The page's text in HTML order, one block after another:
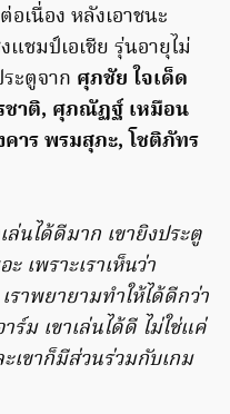
เนื่อง หลังเอาชนะ
ชมป์เอเชีย รุ่นอายุไม่
ะตูจาก ศุภชัย ใจเด็ด
ชาติ, ศุภณัฏฐ์ เหมือน
าร พรมสุภะ, โชติภัทร
ล่นได้ดีมาก เขายิงประตู
เพราะเราเห็นว่า
ราพยายามทำให้ได้ดีกว่า
ร์ม เขาเล่นได้ดี ไม่ใช่แค่
เขาก็มีส่วนร่วมกับเกม